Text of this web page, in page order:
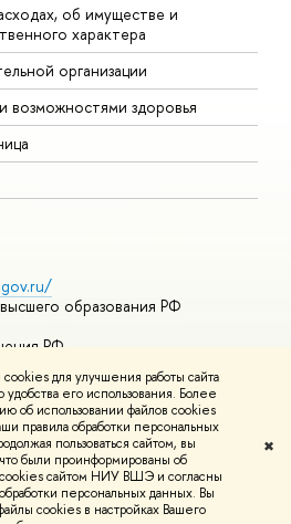
для улучшения работы сайта
его использования. Более
об использовании файлов cookies
правила обработки персональных
пользоваться сайтом, вы
были проинформированы об
cookies сайтом НИУ ВШЭ и согласны
персональных данных. Вы
cookies в настройках Вашего
✖
об имуществе и
характера
организации
возможностями здоровья
образования РФ
РФ
курсы
и контактыУсловия
Политика конфиденциальности
разработаны вШколе дизайна НИУ